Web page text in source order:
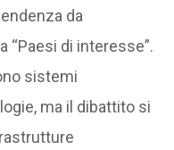
da
“Paesi di interesse”.
sistemi
ma il dibattito si